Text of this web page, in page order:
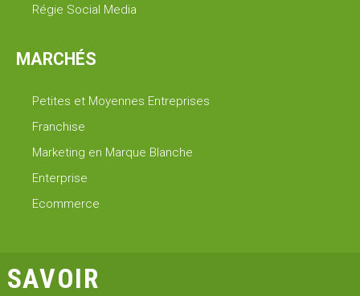
Régie Social Media
MARCHÉS
Petites et Moyennes Entreprises
Franchise
Marketing en Marque Blanche
Enterprise
Ecommerce
SAVOIR